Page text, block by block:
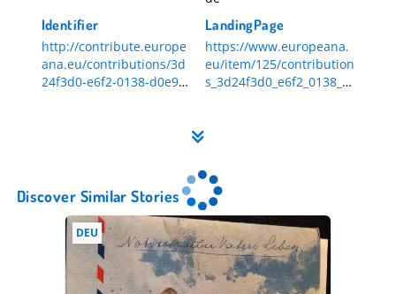
Identifier
http://contribute.europe
ana.eu/contributions/3d
24f3d0-e6f2-0138-d0e9-
LandingPage
https://www.europeana.
eu/item/125/contribution
s_3d24f3d0_e6f2_0138_d
Discover Similar Stories
DEU